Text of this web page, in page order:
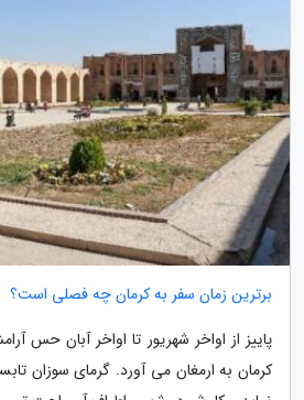
برترین زمان سفر به کرمان چه فصلی است؟
پاییز از اواخر شهریور تا اواخر آبان حس
کرمان به ارمغان می آورد. گرمای سوزان